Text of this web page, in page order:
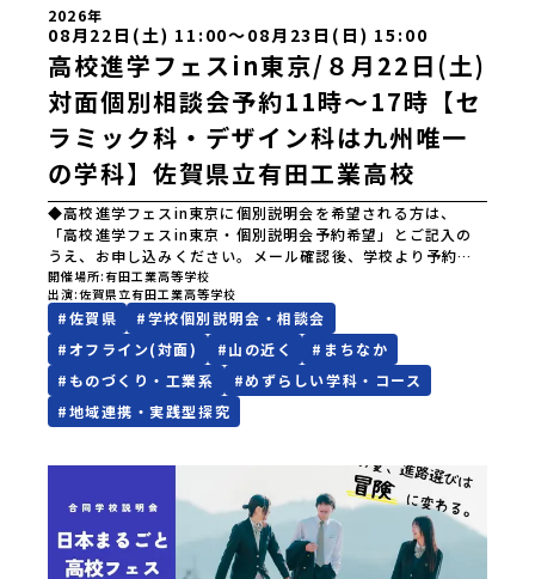
願いします。【集合場所・時間】7月4日(土) 12：00 JR有田
駅※12：00までにJR有田駅に到着する便で手配ください。
【解散場所・時間】7月5日(日) 13：00頃 JR有田駅【対象】
中学2年生、中学3年生【宿泊先】ありこや（佐賀県西松浦郡
有田町）※地域みらい留学生が活用している宿泊施設（シェ
アハウス）です。※1室1名で宿泊いただく予定です。 【旅行
代金】無料※旅行代金に含まれる費用のうち、以下の内容が
無料となります：・宿泊費（1泊分）・プログラム内のアクテ
ィビティ・体験費用・一部の食事代*以下の費用は参加者のご
負担となります・集合場所までの往復交通費・お土産代や自
由時間の個人飲食費などの個人的費用【募集人数】最大5名
（お申し込み多数の場合は抽選の上決定）【参加者決定】お
申し込み多数の場合は、締め切り後1週間を目途に当落結果を
ご連絡いたします。【申し込み受付期間】5月7日(木)12：00
から 5月21日(木) 12：00まで疑問も不安もワクワクに変え
る！「おためし地域留学」ステップアップ説明会プログラム
の内容を詳しく知りたい方や、お申し込みを迷われている方
向けにZoomでのオンライン配信を行います。知りたい情報
のレベルに合わせて、以下の2つのステップをご活用くださ
い。【STEP 1】全体オンライン説明会〜まずは「おためし地
参加できる「おためし地域留学」の全体像や魅力について、
説明会を開催しました。中学生一人での参加にあたり、保護
者様が特に気になる「安全面」や「事務局のサポート体制」
についても詳しく解説しています。ぜひ、ご自宅からお気軽
にご視聴ください。▶︎ [アーカイブ動画を視聴す
する公式ホームページでは、本校の活動を紹介しています
→（まいにち更新）有工ＮＥＷＳをご覧くだい。□有田工業
高等学校ホームページ□インスタグラム
2026年
08月22日(土) 11:00〜08月23日(日) 15:00
高校進学フェスin東京/８月22日(土)
対面個別相談会予約11時～17時【セ
ラミック科・デザイン科は九州唯一
の学科】佐賀県立有田工業高校
◆高校進学フェスin東京に個別説明会を希望される方は、
「高校進学フェスin東京・個別説明会予約希望」とご記入の
うえ、お申し込みください。メール確認後、学校より予約シ
ートをメール送付いたしますので、必要事項をご記入のうえ
ご提出ください。宛先：
aritakougyoukoukou@education.saga.jp 【有田
工業高等学校はどんなところ？】★「好き」を、自分の未来
に変える 日本磁器発祥の地、有田町にある佐賀県立有田工
業高等学校のセラミック科、デザイン科は九州唯一の公立学
校の学科です。 セラミック科では、４００年以上受け継が
れてきた有田焼の伝統の工芸技術から、土を使ったものづく
野）まで学ぶことができます。 デザイン科では、デザイン
の基本（デッサン・色彩感覚・レイアウト・発想力・アイデ
ア）から、1人１台の最新Macパソコンを活用し、最先端のデ
ジタル表現まで幅広く学習し、アイデアを形にする力と自分
らしい表現力を磨いていきます。 「好き」を見つけるのだ
開催場所 有田工業高等学校
出演 佐賀県立有田工業高等学校
#佐賀県 #学校個別説明会・相談会
#オフライン(対面) #山の近く # まちなか
# ものづくり・工業系 #めずらしい学科・コース
#地域連携・実践型探究